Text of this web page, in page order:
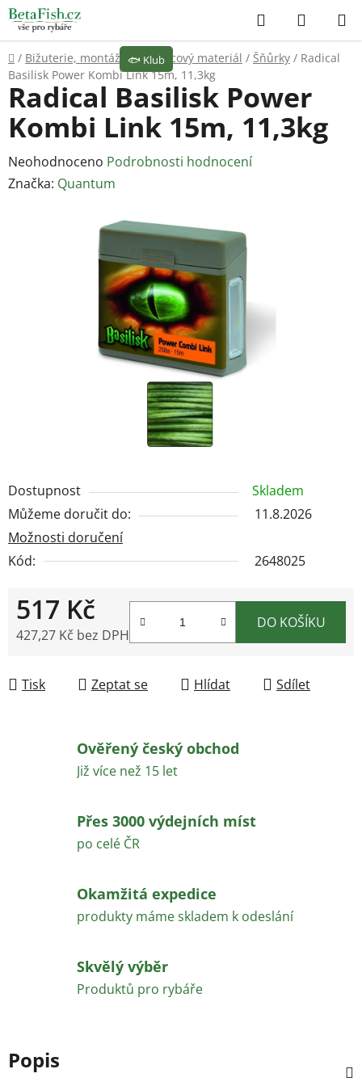
Přejít
na
obsah
Hledat
KOŠÍK
Domů
/ Bižuterie, montáže / Návazcový materiál / Šňůrky / Radical
Basilisk Power Kombi Link 15m, 11,3kg
Dostupnost
Skladem
Můžeme doručit do:
11.8.2026
Možnosti doručení
Kód:
2648025
517 Kč
427,27 Kč bez DPH
DO KOŠÍKU
Tisk Zeptat se Hlídat Sdílet
Radical Basilisk Power
Kombi Link 15m, 11,3kg
Průměrné
hodnocení
Neohodnoceno Podrobnosti hodnocení
Značka: Quantum
Ověřený český obchod
Již více než 15 let
Přes 3000 výdejních míst
po celé ČR
Okamžitá expedice
produkty máme skladem k odeslání
Skvělý výběr
Produktů pro rybáře
Popis
🐟 Klub